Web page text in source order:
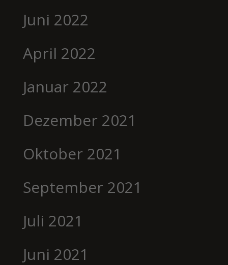
Juni 2022
April 2022
Januar 2022
Dezember 2021
Oktober 2021
September 2021
Juli 2021
Juni 2021